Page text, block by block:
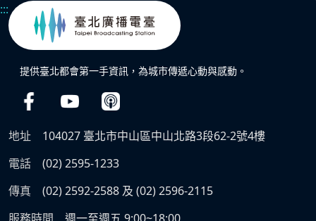
:::
提供臺北都會第一手資訊，為城市傳遞心動與感動。
地址
104027 臺北市中山區中山北路3段62-2號4樓
電話
(02) 2595-1233
傳真
(02) 2592-2588 及 (02) 2596-2115